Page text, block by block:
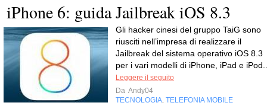
iPhone 6: guida Jailbreak iOS 8.3
Gli hacker cinesi del gruppo TaiG sono
riusciti nell’impresa di realizzare il
Jailbreak del sistema operativo iOS 8.3
per i vari modelli di iPhone, iPad e
Leggere il seguito
Da Andy04
TECNOLOGIA TELEFONIA MOBILE